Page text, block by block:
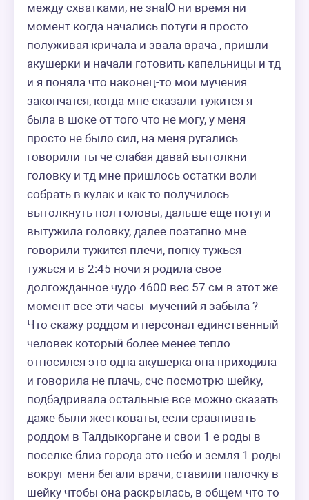
между схватками, не знаЮ ни время ни
момент когда начались потуги я просто
полуживая кричала и звала врача , пришли
акушерки и начали готовить капельницы и тд
и я поняла что наконец-то мои мучения
закончатся, когда мне сказали тужится я
была в шоке от того что не могу, у меня
просто не было сил, на меня ругались
говорили ты че слабая давай вытолкни
головку и тд мне пришлось остатки воли
собрать в кулак и как то получилось
вытолкнуть пол головы, дальше еще потуги
вытужила головку, далее поэтапно мне
говорили тужится плечи, попку тужься
тужься и в 2:45 ночи я родила свое
долгожданное чудо 4600 вес 57 см в этот же
момент все эти часы  мучений я забыла ?
Что скажу роддом и персонал единственный
человек который более менее тепло
относился это одна акушерка она приходила
и говорила не плачь, счс посмотрю шейку,
подбадривала остальные все можно сказать
даже были жестковаты, если сравнивать
роддом в Талдыкоргане и свои 1 е роды в
поселке близ города это небо и земля 1 роды
вокруг меня бегали врачи, ставили палочку в
шейку чтобы она раскрылась, в общем что то